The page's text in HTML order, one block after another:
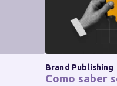
Brand Publishing
Como saber